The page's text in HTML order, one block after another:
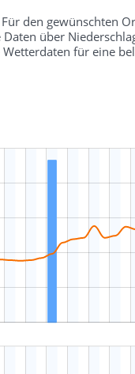
den gewünschten
über
für eine